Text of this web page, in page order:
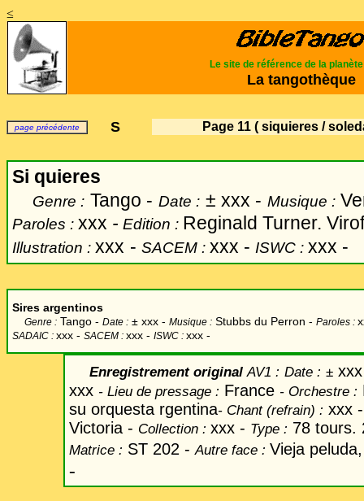
≤
Le site de référence de la planète
La tangothèque
page précédente S Page 11 ( siquieres /
Si quieres
Genre : Tango - Date : ± xxx - Musique :
Paroles : xxx - Edition : Reginald Turner.
Illustration : xxx - SACEM : xxx - ISWC : xxx -
Sires argentinos
Genre : Tango - Date : ± xxx - Musique : Stubbs du Perron - Paroles :
SADAIC : xxx - SACEM : xxx - ISWC : xxx -
Enregistrement originalAV1 : Date : ± xxx
xxx - Lieu de pressage : France - Orchestre :
su orquesta rgentina- Chant(refrain) : xxx
Victoria - Collection : xxx - Type : 78
Matrice : ST 202 - Autre face : Vieja
-